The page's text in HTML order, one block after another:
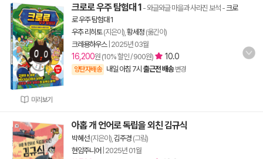
미리보기
크로로 우주 탐험대 1 - 와글와글 마을과 사라진 보석 -크로
로 우주 탐험대 1
우추 리히토(지은이), 황세정 (옮긴이)
크레용하우스| 2025년 03월
16,200원 (10% 할인 / 900원) 10.0
양탄자배송 내일 아침 7시 출근전 배송 변경
아홉 개 언어로 독립을 외친 김규식
박혜선(지은이), 김주경 (그림)
현암주니어 2025년 01월